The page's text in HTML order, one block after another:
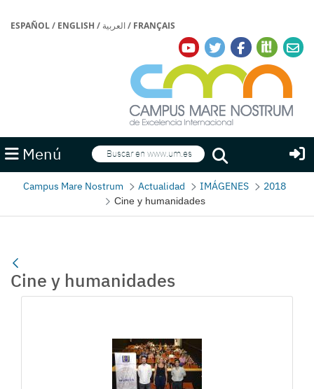
ESPAÑOL/ ENGLISH / العربية/ FRANÇAIS
Menú Buscar
Buscar
Campus Mare Nostrum Actualidad IMÁGENES 2018
Cine y humanidades
Cine y humanidades